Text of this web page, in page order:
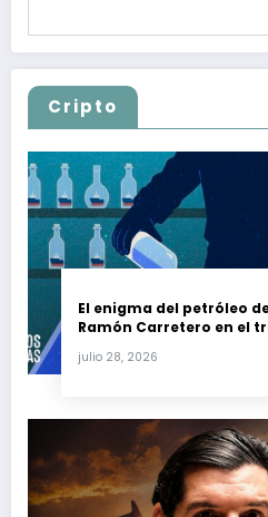
Cripto
El enigma del petróleo
Ramón Carretero en el
julio 28, 2026